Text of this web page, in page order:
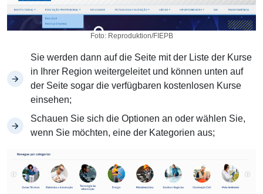
Foto: Reproduktion/FIEPB
Sie werden dann auf die Seite mit der Liste der Kurse
in Ihrer Region weitergeleitet und können unten auf
der Seite sogar die verfügbaren kostenlosen Kurse
einsehen;
Schauen Sie sich die Optionen an oder wählen Sie,
wenn Sie möchten, eine der Kategorien aus;